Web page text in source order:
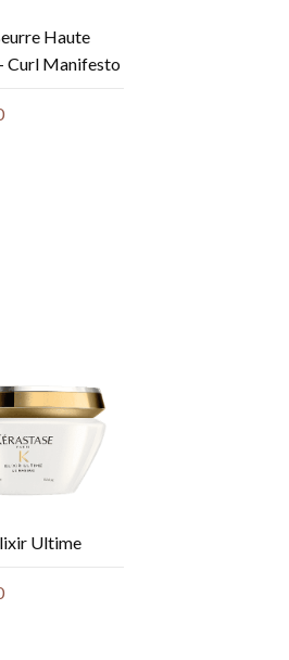
Haute
Curl Manifesto
Ultime